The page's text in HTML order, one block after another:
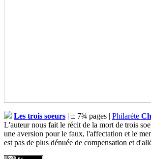
Les trois soeurs | ± 7¾ pages | Philarète
L'auteur nous fait le récit de la mort de trois
une aversion pour le faux, l'affectation et le
est pas de plus dénuée de compensation et